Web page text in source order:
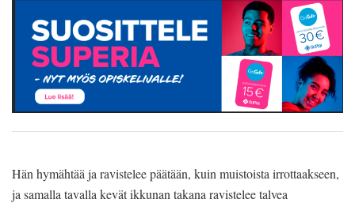
Hän hymähtää ja ravistelee päätään, kuin muistoista irrottaakseen,
ja samalla tavalla kevät ikkunan takana ravistelee talvea